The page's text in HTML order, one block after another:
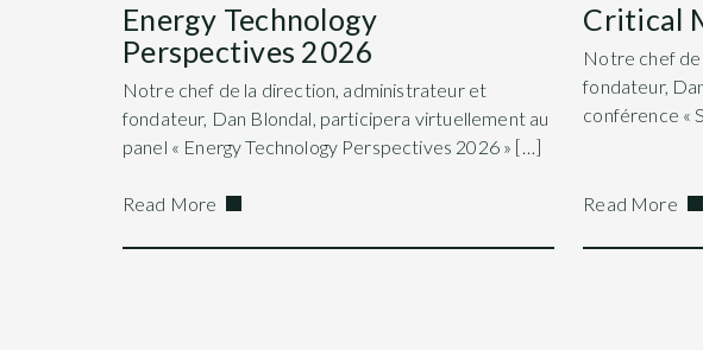
Energy Technology
Perspectives 2026
Notre chef de la direction, administrateur et
fondateur, Dan Blondal, participera virtuellement au
panel « Energy Technology Perspectives 2026 » […]
Read More
Critical
Notre chef
fondateur,
conférence «
Read More